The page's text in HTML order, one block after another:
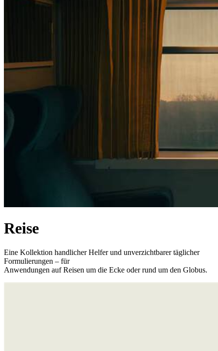
Reise
Eine Kollektion handlicher Helfer und unverzichtbarer täglicher
Formulierungen – für
Anwendungen auf Reisen um die Ecke oder rund um den Globus.